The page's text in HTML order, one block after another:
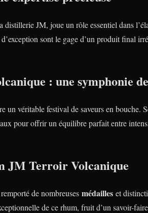
distillerie JM, joue un rôle essentiel dans
sont le gage d’un produit final
: une symphonie
un véritable festival de saveurs en bouche.
pour offrir un équilibre parfait entre
JM Terroir Volcanique
de nombreuses médailles et
de ce rhum, fruit d’un savoir-